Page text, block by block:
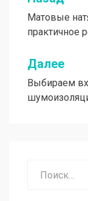
по
записям
Матовые
практичное
Далее
Выбираем